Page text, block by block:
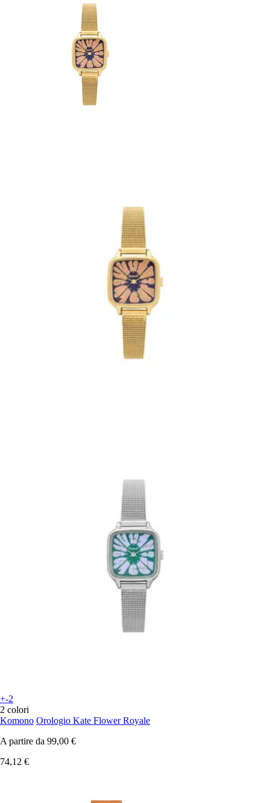
+-2
2 colori
Komono Orologio Kate Flower Royale
A partire da 99,00 €
74,12 €